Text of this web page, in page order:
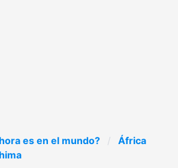
es en el mundo?
África